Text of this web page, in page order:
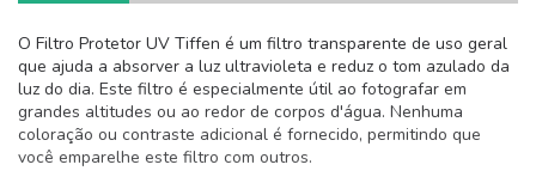
O Filtro Protetor UV Tiffen é um filtro transparente de uso geral
que ajuda a absorver a luz ultravioleta e reduz o tom azulado da
luz do dia. Este filtro é especialmente útil ao fotografar em
grandes altitudes ou ao redor de corpos d'água. Nenhuma
coloração ou contraste adicional é fornecido, permitindo que
você emparelhe este filtro com outros.